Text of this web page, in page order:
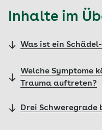
Inhalte im
Was ist ein
Welche Symptome
Trauma auftreten?
Drei Schweregrade